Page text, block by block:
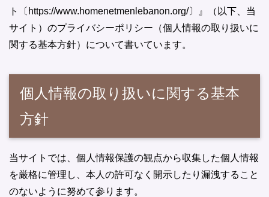
ト〔https://www.homenetmenlebanon.org/〕』（以下、当
サイト）のプライバシーポリシー（個人情報の取り扱いに
関する基本方針）について書いています。
個人情報の取り扱いに関する基本
方針
当サイトでは、個人情報保護の観点から収集した個人情報
を厳格に管理し、本人の許可なく開示したり漏洩すること
のないように努めて参ります。